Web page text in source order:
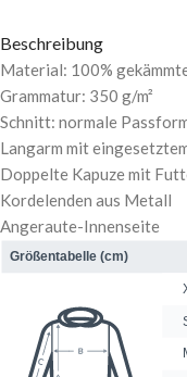
Beschreibung
Material: 100%
Grammatur: 350 g/m²
Schnitt: normale
Langarm mit
Doppelte Kapuze mit
Kordelenden aus Metall
Angeraute-Innenseite